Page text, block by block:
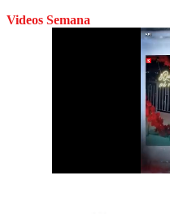
Videos Semana